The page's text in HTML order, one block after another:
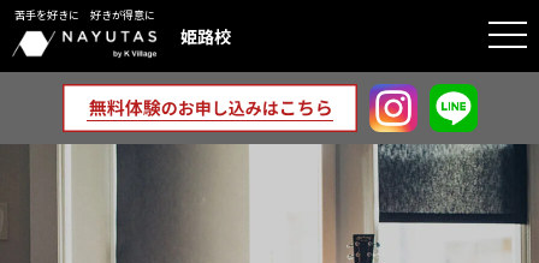
苦手を好きに 好きが得意に
姫路校